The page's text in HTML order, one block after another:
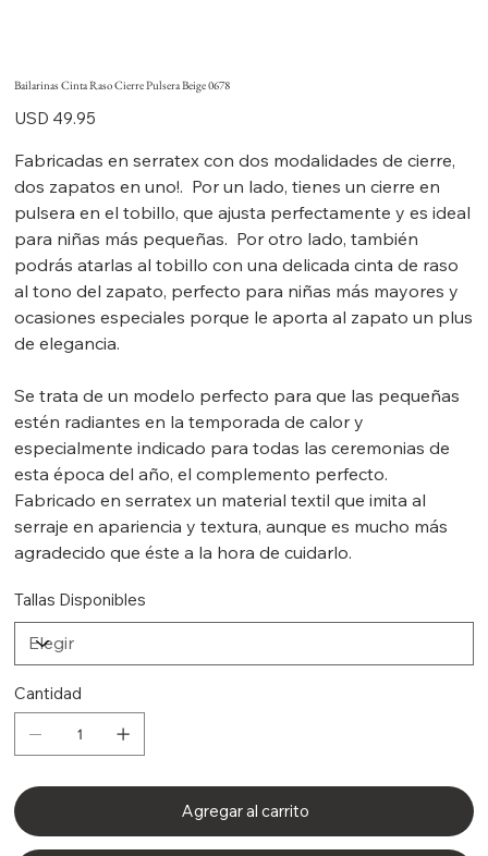
Bailarinas Cinta Raso Cierre Pulsera Beige 0678
Precio
USD 49.95
Fabricadas en serratex con dos modalidades de cierre,
dos zapatos en uno!. Por un lado, tienes un cierre en
pulsera en el tobillo, que ajusta perfectamente y es ideal
para niñas más pequeñas. Por otro lado, también
podrás atarlas al tobillo con una delicada cinta de raso
al tono del zapato, perfecto para niñas más mayores y
ocasiones especiales porque le aporta al zapato un plus
de elegancia.
Se trata de un modelo perfecto para que las pequeñas
estén radiantes en la temporada de calor y
especialmente indicado para todas las ceremonias de
esta época del año, el complemento perfecto.
Fabricado en serratex un material textil que imita al
serraje en apariencia y textura, aunque es mucho más
agradecido que éste a la hora de cuidarlo.
Tallas Disponibles
Cantidad
Agregar al carrito